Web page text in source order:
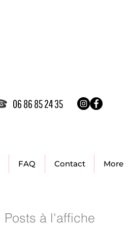
06 86 85 24 35
FAQ Contact More
Posts à l'affiche